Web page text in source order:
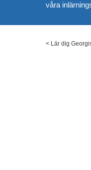
våra
< Lär dig